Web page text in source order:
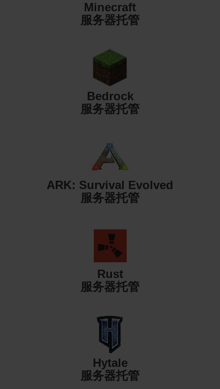
Minecraft
服务器托管
Bedrock
服务器托管
ARK: Survival Evolved
服务器托管
Rust
服务器托管
Hytale
服务器托管